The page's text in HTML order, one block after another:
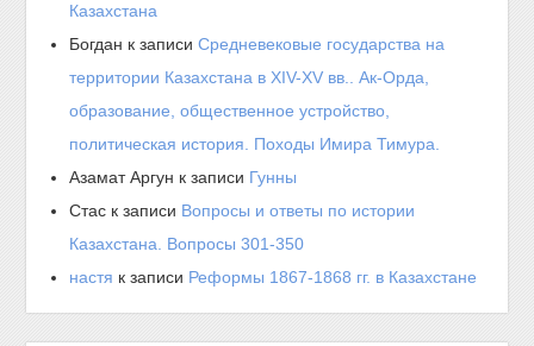
Казахстана
Богдан к записиСредневековые государства на
территории Казахстана в XIV-XV вв.. Ак-Орда,
образование, общественное устройство,
политическая история. Походы Имира Тимура.
Азамат Аргун к записи Гунны
Стас к записи Вопросы и ответы по истории
Казахстана. Вопросы 301-350
настя к записи Реформы 1867-1868 гг. в Казахстане